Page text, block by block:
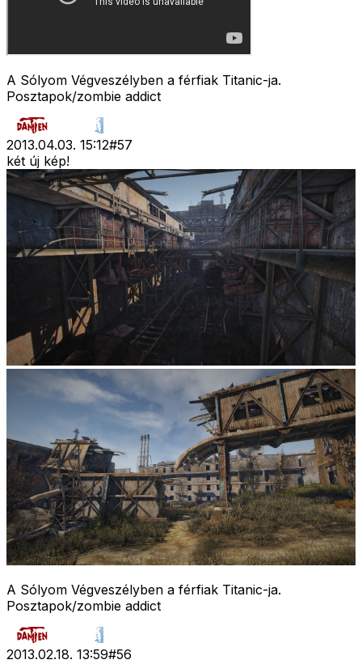
A Sólyom Végveszélyben a férfiak Titanic-ja.
Posztapok/zombie addict
2013.04.03. 15:12#57
két új kép!
A Sólyom Végveszélyben a férfiak Titanic-ja.
Posztapok/zombie addict
2013.02.18. 13:59#56